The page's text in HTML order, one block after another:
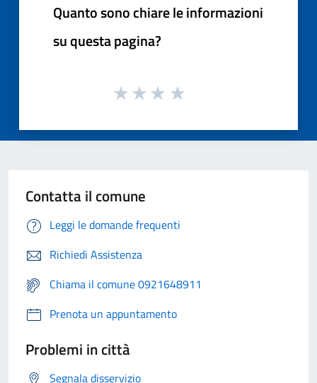
Quanto sono chiare le informazioni
su questa pagina?
Contatta il comune
Leggi le domande frequenti
Richiedi Assistenza
Chiama il comune 0921648911
Prenota un appuntamento
Problemi in città
Segnala disservizio